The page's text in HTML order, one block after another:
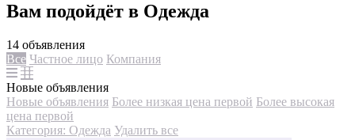
Вам подойдёт в Одежда
14 объявления
Все Частное лицо Компания
Новые объявления
Новые объявления Более низкая цена первой Более высокая
цена первой
Категория: Одежда Удалить все